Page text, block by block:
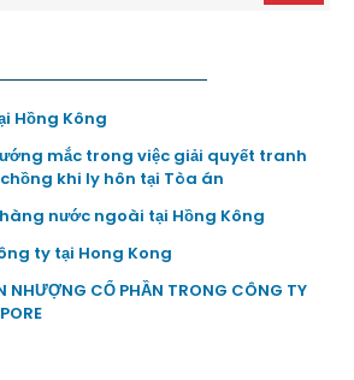
Hồng Kông
mắc trong việc giải quyết tranh
khi ly hôn tại Tòa án
nước ngoài tại Hồng Kông
ty tại Hong Kong
NHƯỢNG CỔ PHẦN TRONG CÔNG TY